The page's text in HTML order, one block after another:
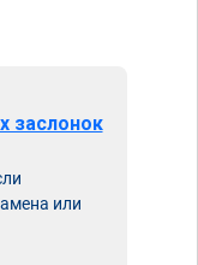
заслонок
или